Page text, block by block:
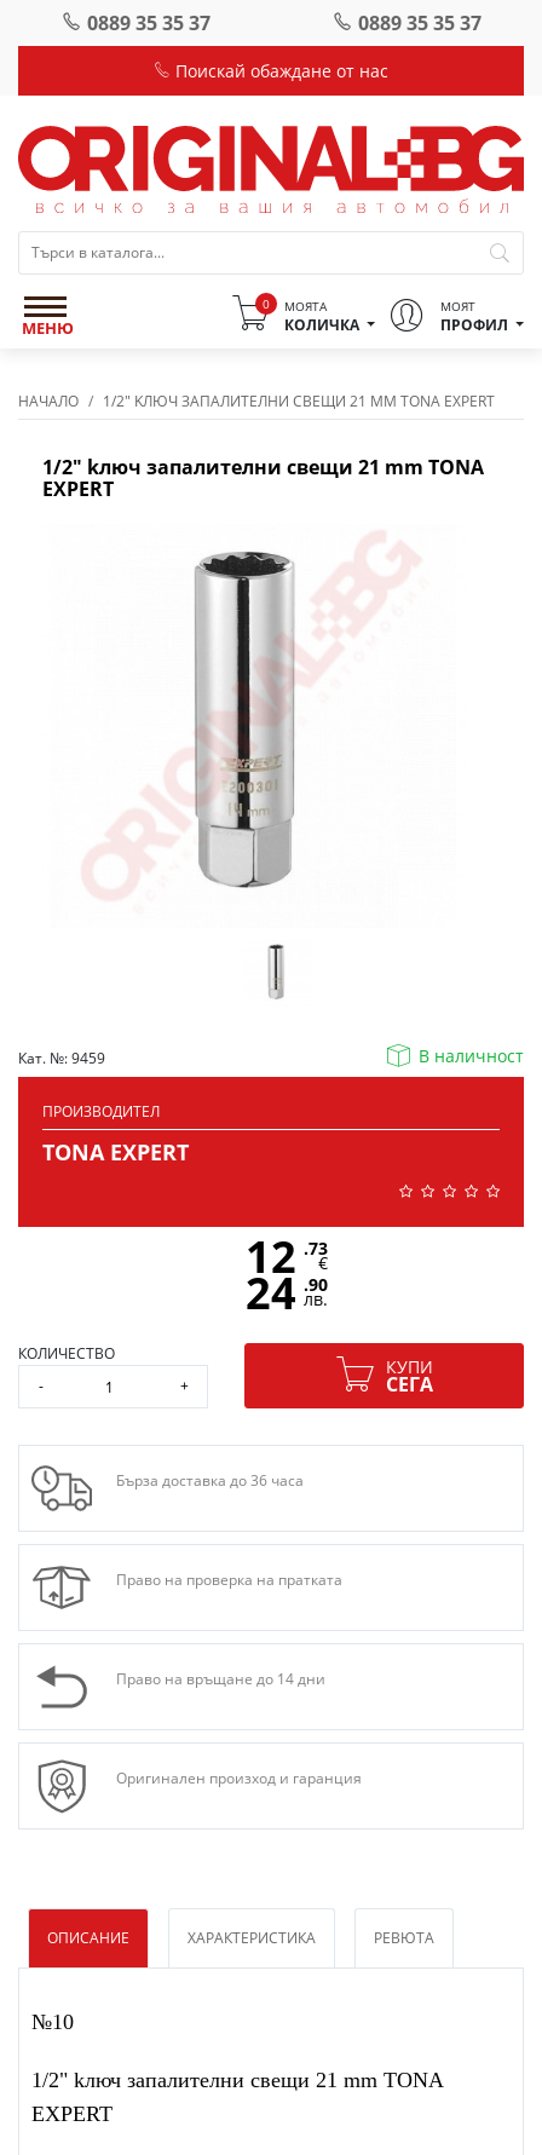
0889 35 35 37 0889 35 35 37
Поискай обаждане от нас
МЕНЮ
0 МОЯТА
КОЛИЧКА
МОЯТ
ПРОФИЛ
НАЧАЛО 1/2" KЛЮЧ ЗАПАЛИТЕЛНИ СВЕЩИ 21 MM TONA EXPERT
1/2" kлюч запалителни свещи 21 mm TONA
EXPERT
Кат. №: 9459 В наличност
ПРОИЗВОДИТЕЛ
TONA EXPERT
12 .73
€
24 .90
лв.
КОЛИЧЕСТВО
-
+
КУПИ
СЕГА
Бърза доставка до 36 часа
Право на проверка на пратката
Право на връщане до 14 дни
Оригинален произход и гаранция
ОПИСАНИЕ ХАРАКТЕРИСТИКА РЕВЮТА
№10
1/2" kлюч запалителни свещи 21 mm TONA
EXPERT